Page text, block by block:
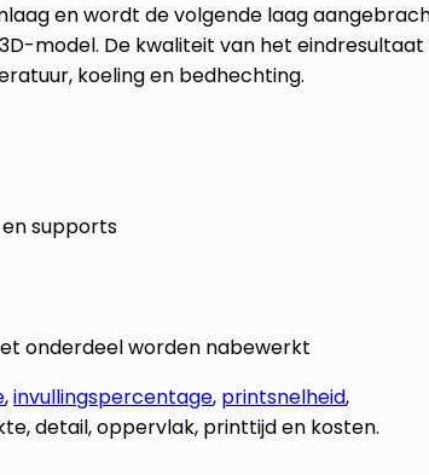
en wordt de volgende laag
model. De kwaliteit van het
koeling en bedhechting.
supports
onderdeel worden nabewerkt
,invullingspercentage, printsnelheid,
detail, oppervlak, printtijd en kosten.